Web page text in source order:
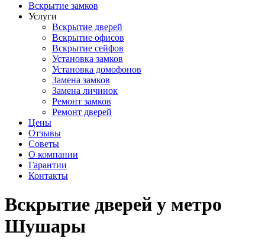
Вскрытие замков
Услуги
Вскрытие дверей
Вскрытие офисов
Вскрытие сейфов
Установка замков
Установка домофонов
Замена замков
Замена личинок
Ремонт замков
Ремонт дверей
Цены
Отзывы
Советы
О компании
Гарантии
Контакты
Вскрытие дверей у метро
Шушары